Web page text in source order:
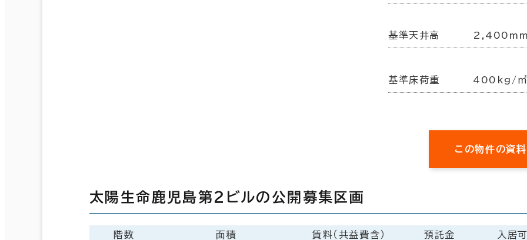
基準天井高 2,400mm
基準床荷重 400kg/㎡
この物件の資
太陽生命鹿児島第２ビルの公開募集区画
階数 面積 賃料（共益費含） 預託金 入居